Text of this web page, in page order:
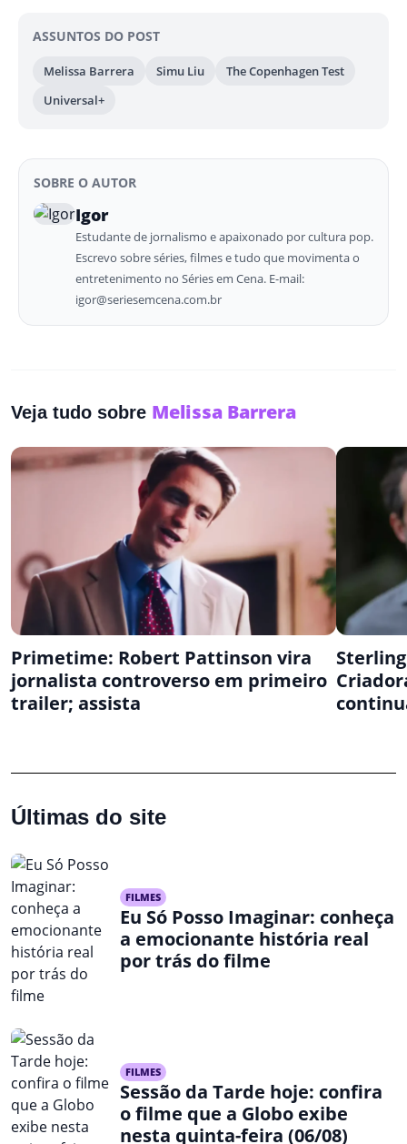
ASSUNTOS DO POST
Melissa Barrera Simu Liu
The Copenhagen Test
Universal+
SOBRE O AUTOR
Igor
Estudante de jornalismo e apaixonado por cultura pop.
Escrevo sobre séries, filmes e tudo que movimenta o
entretenimento no Séries em Cena. E-mail:
igor@seriesemcena.com.br
Veja tudo sobre Melissa Barrera
Primetime: Robert Pattinson vira
jornalista controverso em primeiro
trailer; assista
Últimas do site
FILMES
Eu Só Posso Imaginar: conheça
a emocionante história real
por trás do filme
FILMES
Sessão da Tarde hoje: confira
o filme que a Globo exibe
nesta quinta-feira (06/08)